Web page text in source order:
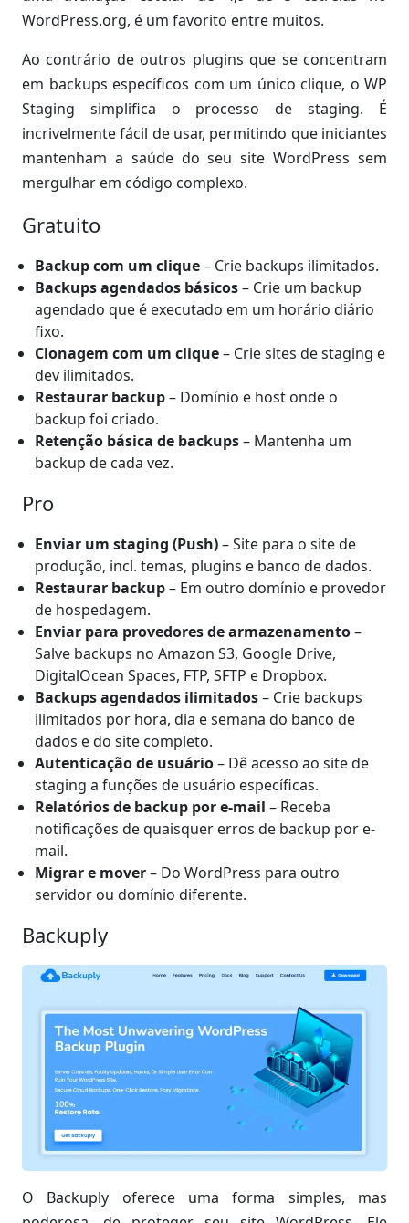
WordPress.org, é um favorito entre muitos.
Ao contrário de outros plugins que se concentram
em backups específicos com um único clique, o WP
Staging simplifica o processo de staging. É
incrivelmente fácil de usar, permitindo que iniciantes
mantenham a saúde do seu site WordPress sem
mergulhar em código complexo.
Gratuito
Backup com um clique– Crie backups ilimitados.
Backups agendados básicos– Crie um backup
agendado que é executado em um horário diário
fixo.
Clonagem com um clique– Crie sites de staging e
dev ilimitados.
Restaurar backup– Domínio e host onde o
backup foi criado.
Retenção básica de backups– Mantenha um
backup de cada vez.
Pro
Enviar um staging (Push)– Site para o site de
produção, incl. temas, plugins e banco de dados.
Restaurar backup– Em outro domínio e provedor
de hospedagem.
Enviar para provedores de armazenamento–
Salve backups no Amazon S3, Google Drive,
DigitalOcean Spaces, FTP, SFTP e Dropbox.
Backups agendados ilimitados– Crie backups
ilimitados por hora, dia e semana do banco de
dados e do site completo.
Autenticação de usuário– Dê acesso ao site de
staging a funções de usuário específicas.
Relatórios de backup por e-mail – Receba
notificações de quaisquer erros de backup por e-
mail.
Migrar e mover– Do WordPress para outro
servidor ou domínio diferente.
Backuply
O Backuply oferece uma forma simples, mas